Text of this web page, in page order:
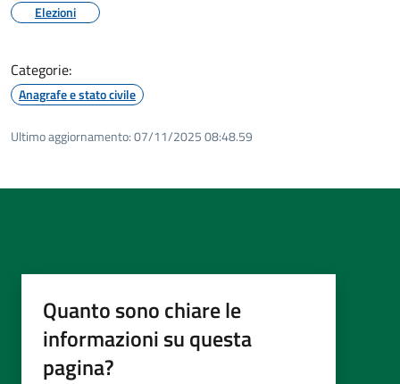
Elezioni
Categorie:
Anagrafe e stato civile
Ultimo aggiornamento:07/11/2025 08:48.59
Quanto sono chiare le
informazioni su questa
pagina?